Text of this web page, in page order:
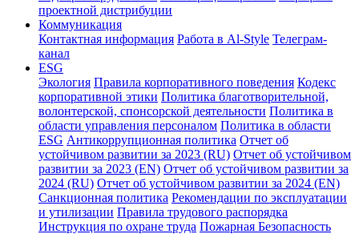
проектной дистрибуции
Коммуникация
Контактная информация Работа в Al-Style Телеграм-
канал
ESG
Экология Правила корпоративного поведения Кодекс
корпоративной этики Политика благотворительной,
волонтерской, спонсорской деятельности Политика в
области управления персоналом Политика в области
ESG Антикоррупционная политика Отчет об
устойчивом развитии за 2023 (RU) Отчет об устойчивом
развитии за 2023 (EN) Отчет об устойчивом развитии за
2024 (RU) Отчет об устойчивом развитии за 2024 (EN)
Санкционная политика Рекомендации по эксплуатации
и утилизации Правила трудового распорядка
Инструкция по охране труда Пожарная Безопасность